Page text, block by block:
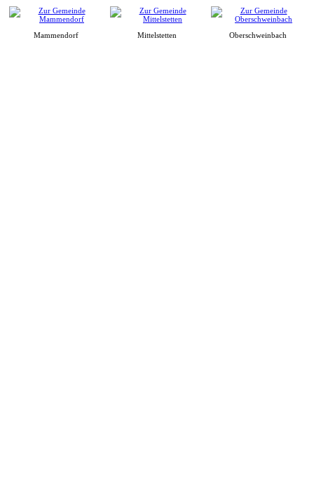
Mammendorf Mittelstetten Oberschweinbach